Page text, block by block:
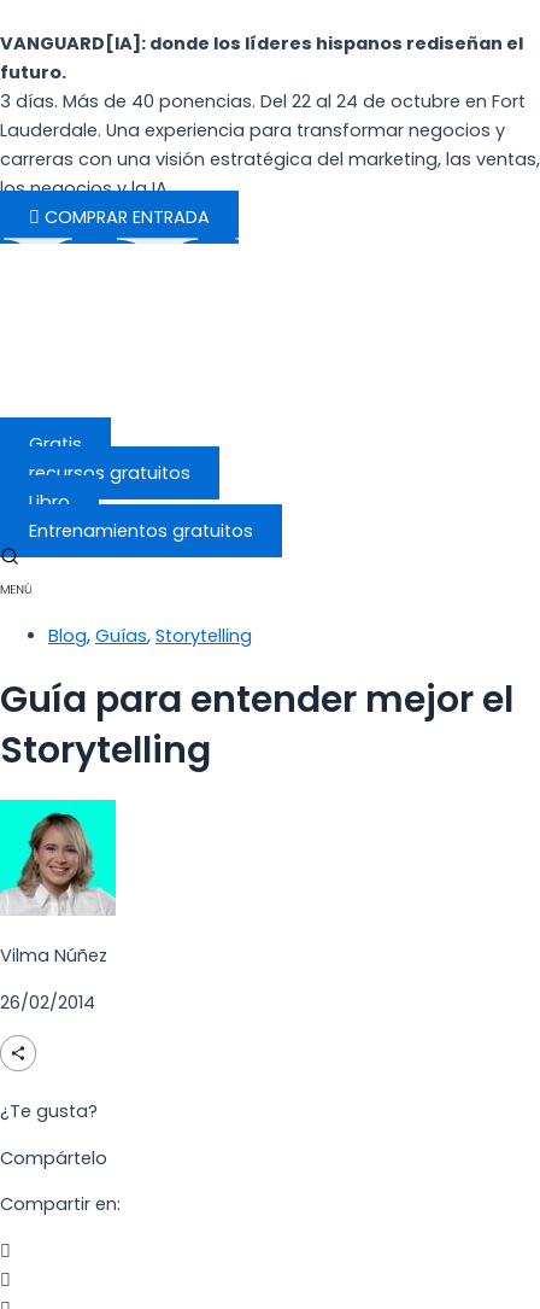
al
contenido
VANGUARD[IA]: donde los líderes hispanos rediseñan el
futuro.
3 días. Más de 40 ponencias. Del 22 al 24 de octubre en Fort
Lauderdale. Una experiencia para transformar negocios y
carreras con una visión estratégica del marketing, las ventas,
los negocios y la IA.
COMPRAR ENTRADA
Gratis
recursos gratuitos
Libro
Entrenamientos gratuitos
Blog, Guías, Storytelling
Guía para entender mejor el
Storytelling
Vilma Núñez
26/02/2014
¿Te gusta?
Compártelo
Compartir en: